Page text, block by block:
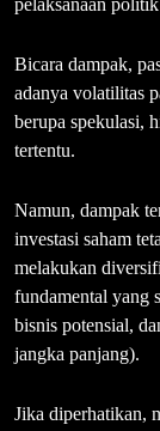
pelaksanaan politik
Bicara dampak,
adanya volatilitas
berupa spekulasi,
tertentu.
Namun, dampak
investasi saham
melakukan
fundamental yang
bisnis potensial,
jangka panjang).
Jika diperhatikan,